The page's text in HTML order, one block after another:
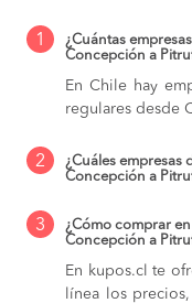
1
¿Cuántas
Concepción a
En Chile hay
regulares desde
2
¿Cuáles empresas
Concepción a
3
¿Cómo comprar
Concepción a
En kupos.cl te
línea los